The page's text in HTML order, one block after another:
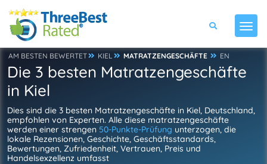
AM BESTEN BEWERTET KIEL MATRATZENGESCHÄFTE EN
Die 3 besten Matratzengeschäfte
in Kiel
Dies sind die 3 besten Matratzengeschäfte in Kiel, Deutschland,
empfohlen von Experten. Alle diese matratzengeschäfte
werden einer strengen 50-Punkte-Prüfung unterzogen, die
lokale Rezensionen, Geschichte, Geschäftsstandards,
Bewertungen, Zufriedenheit, Vertrauen, Preis und
Handelsexzellenz umfasst